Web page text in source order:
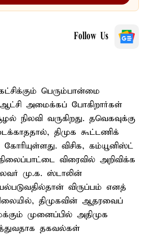
Follow Us
பெரும்பான்மை
அமைக்கப் போகிறார்கள்
நிலவி வருகிறது. தவெகவுக்கு
திமுக கூட்டணிக்
விசிக, கம்யூனிஸ்ட்
விரைவில் அறிவிக்க
மு.க. ஸ்டாலின்
விருப்பம் எனத்
நிலையில், திமுகவின் ஆதரவைப்
முனைப்பில் அதிமுக
தகவல்கள்